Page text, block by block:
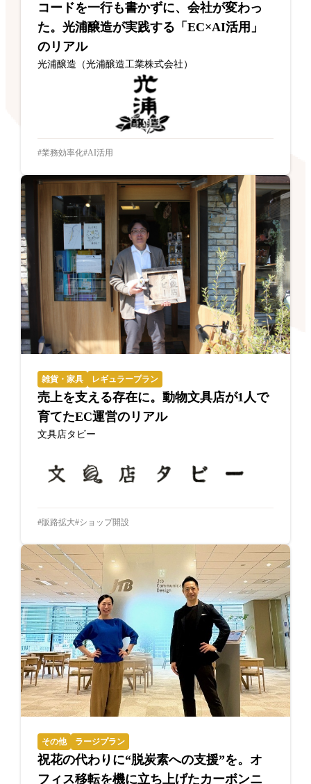
コードを一行も書かずに、会社が変わっ
た。光浦醸造が実践する「EC×AI活用」
のリアル
光浦醸造（光浦醸造工業株式会社）
業務効率化 AI活用
雑貨・家具 レギュラープラン
売上を支える存在に。動物文具店が1人で
育てたEC運営のリアル
文具店タビー
販路拡大 ショップ開設
その他 ラージプラン
祝花の代わりに“脱炭素への支援”を。オ
フィス移転を機に立ち上げたカーボンニ